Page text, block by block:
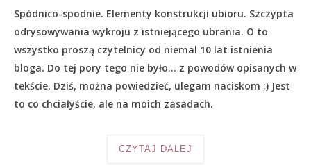
Spódnico-spodnie. Elementy konstrukcji ubioru. Szczypta
odrysowywania wykroju z istniejącego ubrania. O to
wszystko proszą czytelnicy od niemal 10 lat istnienia
bloga. Do tej pory tego nie było… z powodów opisanych w
tekście. Dziś, można powiedzieć, ulegam naciskom ;) Jest
to co chciałyście, ale na moich zasadach.
CZYTAJ DALEJ